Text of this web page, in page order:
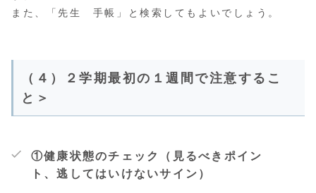
また、「先生 手帳」と検索してもよいでしょう。
（４）２学期最初の１週間で注意するこ
と＞
①健康状態のチェック（見るべきポイン
ト、逃してはいけないサイン）